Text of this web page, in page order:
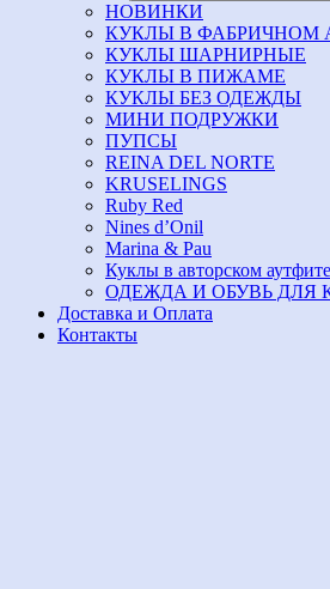
НОВИНКИ
КУКЛЫ В ФАБРИЧНОМ
КУКЛЫ ШАРНИРНЫЕ
КУКЛЫ В ПИЖАМЕ
КУКЛЫ БЕЗ ОДЕЖДЫ
МИНИ ПОДРУЖКИ
ПУПСЫ
REINA DEL NORTE
KRUSELINGS
Ruby Red
Nines d’Onil
Marina & Pau
Куклы в авторском аутфите
ОДЕЖДА И ОБУВЬ ДЛЯ
Доставка и Оплата
Контакты